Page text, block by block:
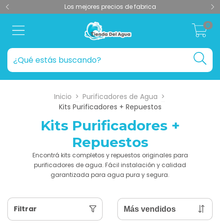
Los mejores precios de fabrica
0
Inicio > Purificadores de Agua >
Kits Purificadores + Repuestos
Kits Purificadores +
Repuestos
Encontrá kits completos y repuestos originales para
purificadores de agua. Fácil instalación y calidad
garantizada para agua pura y segura.
Filtrar